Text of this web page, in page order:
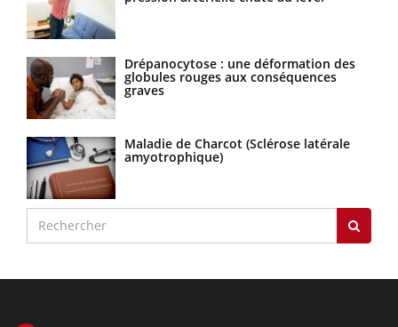
Drépanocytose : une déformation des
globules rouges aux conséquences
graves
Maladie de Charcot (Sclérose latérale
amyotrophique)